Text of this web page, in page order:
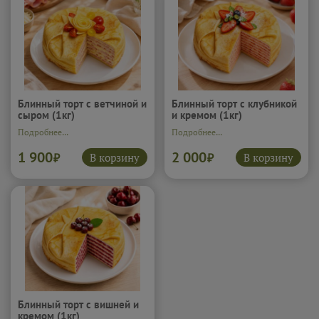
Сочные яблоки с тёплой
сладкой корицей создают вкус,
который хочется есть сразу,
пока тесто ещё мягкое и
румяное. Лёгкая сладость и
пряная нотка делают их по
настоящему комфортной едой.
Подробнее...
Блинный торт с ветчиной и
сыром (1кг)
Подробнее...
1 900₽ В корзину
Блинный торт с клубникой
и кремом (1кг)
Подробнее...
2 000₽ В корзину
Блинный торт с вишней и
кремом (1кг)